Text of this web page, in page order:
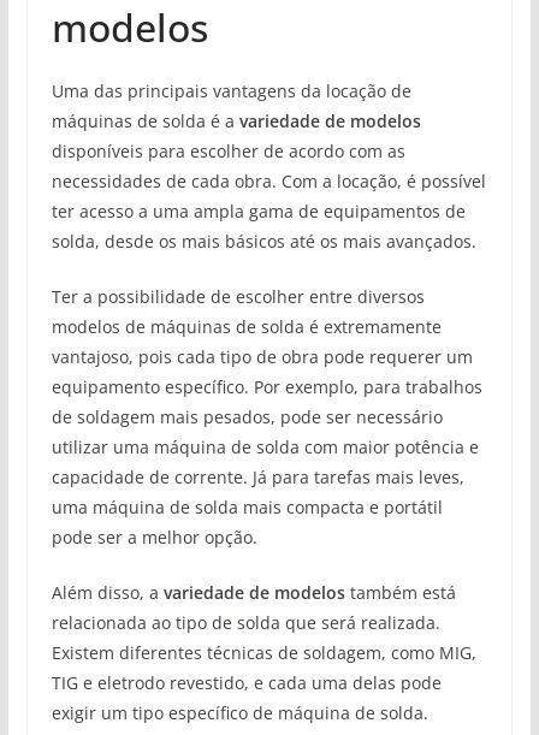
modelos
Uma das principais vantagens da locação de
máquinas de solda é a variedade de modelos
disponíveis para escolher de acordo com as
necessidades de cada obra. Com a locação, é possível
ter acesso a uma ampla gama de equipamentos de
solda, desde os mais básicos até os mais avançados.
Ter a possibilidade de escolher entre diversos
modelos de máquinas de solda é extremamente
vantajoso, pois cada tipo de obra pode requerer um
equipamento específico. Por exemplo, para trabalhos
de soldagem mais pesados, pode ser necessário
utilizar uma máquina de solda com maior potência e
capacidade de corrente. Já para tarefas mais leves,
uma máquina de solda mais compacta e portátil
pode ser a melhor opção.
Além disso, a variedade de modelostambém está
relacionada ao tipo de solda que será realizada.
Existem diferentes técnicas de soldagem, como MIG,
TIG e eletrodo revestido, e cada uma delas pode
exigir um tipo específico de máquina de solda.